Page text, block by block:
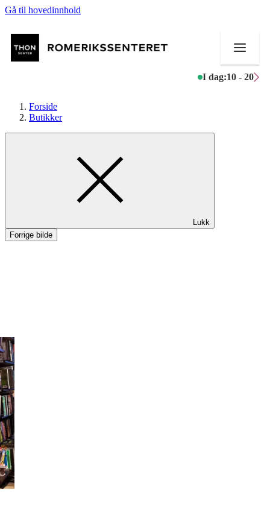
Gå til hovedinnhold
I dag:10 - 20
Mat og drikke
Aktiviteter
Forside
Butikker
Lukk
Forrige bilde